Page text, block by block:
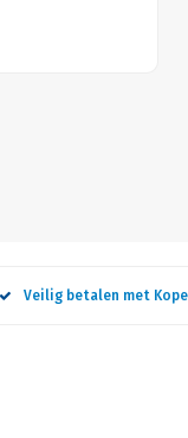
Veilig betalen met